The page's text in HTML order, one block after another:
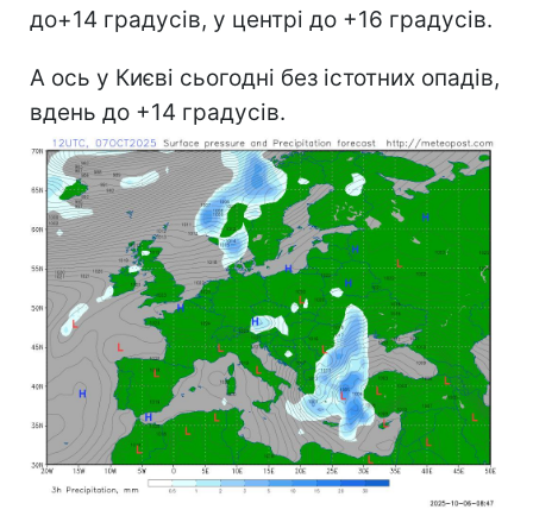
до+14 градусів, у центрі до +16 градусів.
А ось у Києві сьогодні без істотних опадів,
вдень до +14 градусів.